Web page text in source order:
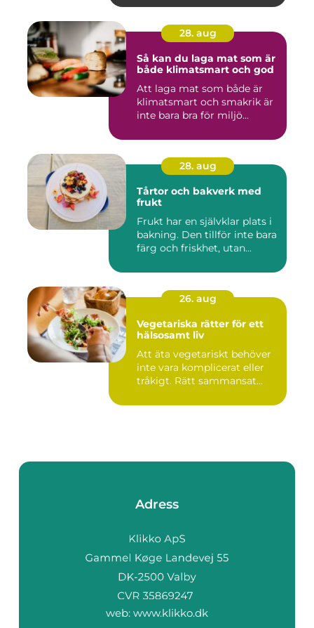
28. aug
Så kan du laga mat som är
både klimatsmart och god
Att laga mat som både är
klimatsmart och smakrik är
inte bara bra för miljö...
28. aug
Tårtor och bakverk med
frukt
Frukt har en självklar plats i
bakning. Den tillför inte bara
färg och friskhet, utan...
26. aug
Vegetariska rätter för ett
hälsosamt liv
Att äta vegetariskt behöver
inte vara komplicerat eller
tråkigt. Rätt sammansat...
Adress
web: www.klikko.dk